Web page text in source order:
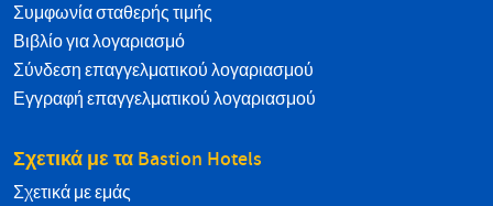
Συμφωνία σταθερής τιμής
Βιβλίο για λογαριασμό
Σύνδεση επαγγελματικού λογαριασμού
Εγγραφή επαγγελματικού λογαριασμού
Σχετικά με τα Bastion Hotels
Σχετικά με εμάς